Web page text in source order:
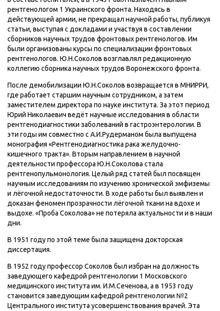
рентгенологом 1 Украинского фронта. Находясь в
действующей армии, не прекращал научной работы, публикуя
статьи, выступая с докладами и участвуя в составлении
сборников научных трудов фронтовых рентгенологов. Им
были организованы курсы по специализации фронтовых
рентгенологов. Ю.Н.Соколов возглавлял редакционную
коллегию сборника научных трудов Воронежского фронта.
После демобилизации Ю.Н.Соколов возвращается в МНИРРИ,
где работает старшим научным сотрудником, а затем
заместителем директора по науке института. За этот период
Юрий Николаевич ведёт научные исследования в области
рентгенодиагностики заболеваний в гастроэнтерологии. В
эти годы им совместно с А.И.Рудерманом была выпущена
монография «Рентгенодиагностика рака желудочно-
кишечного тракта». Вторым направлением в научной
деятельности профессора Ю.Н.Соколова стала
рентгенопульмонология. Целый ряд статей был посвящен
научным исследованиям по изучению хронической эмфиземы
и лёгочной недостаточности. В ходе работы был выявлен и
доказан феномен прозрачности лёгочной ткани на вдохе и
выдохе. «Проба Соколова» не потеряла актуальности и в наши
дни.
В 1951 году по этой теме была защищена докторская
диссертация.
В 1952 году профессор Соколов был избран на должность
заведующего кафедрой рентгенологии 1 Московского
медицинского института им. И.М.Сеченова, а в 1953 году
становится заведующим кафедрой рентгенологии №2
Центрального института усовершенствования врачей. Эта